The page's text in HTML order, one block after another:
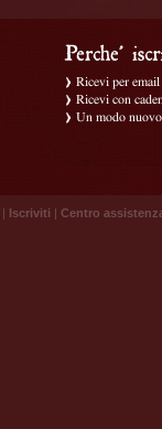
Ricevi per
Ricevi con
Un modo
| Iscriviti | Centro